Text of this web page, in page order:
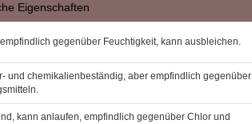
Eigenschaften
gegenüber Feuchtigkeit, kann ausbleichen.
und chemikalienbeständig, aber empfindlich gegenüber
kann anlaufen, empfindlich gegenüber Chlor und